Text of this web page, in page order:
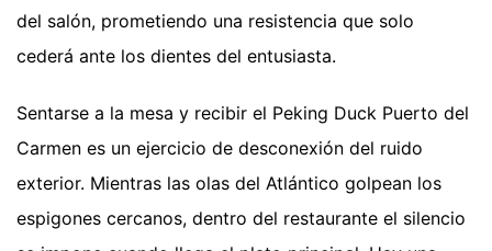
del salón, prometiendo una resistencia que solo
cederá ante los dientes del entusiasta.
Sentarse a la mesa y recibir el Peking Duck Puerto del
Carmen es un ejercicio de desconexión del ruido
exterior. Mientras las olas del Atlántico golpean los
espigones cercanos, dentro del restaurante el silencio